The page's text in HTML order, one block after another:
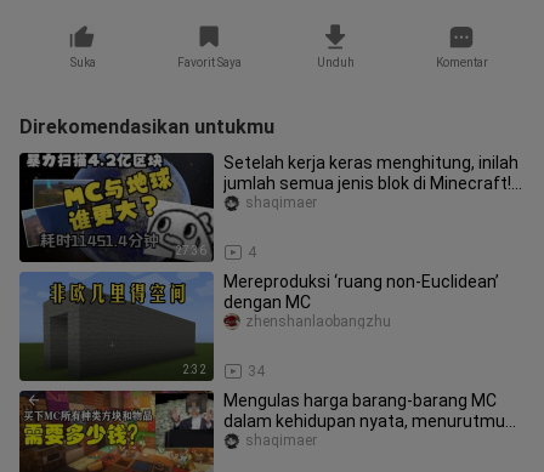
Suka Favorit Saya Unduh Komentar
Direkomendasikan untukmu
27:36
Setelah kerja keras menghitung, inilah
jumlah semua jenis blok di Minecraft!
Ternyata yang terbesar
4
shaqimaer
2:32
Mereproduksi ‘ruang non-Euclidean’
dengan MC
34
zhenshanlaobangzhu
Mengulas harga barang-barang MC
dalam kehidupan nyata, menurutmu
yang mana paling mahal?
shaqimaer